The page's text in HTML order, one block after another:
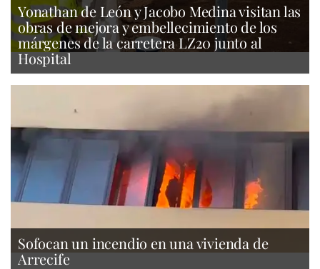
Yonathan de León y Jacobo Medina visitan las
obras de mejora y embellecimiento de los
márgenes de la carretera LZ20 junto al
Hospital
Sofocan un incendio en una vivienda de
Arrecife